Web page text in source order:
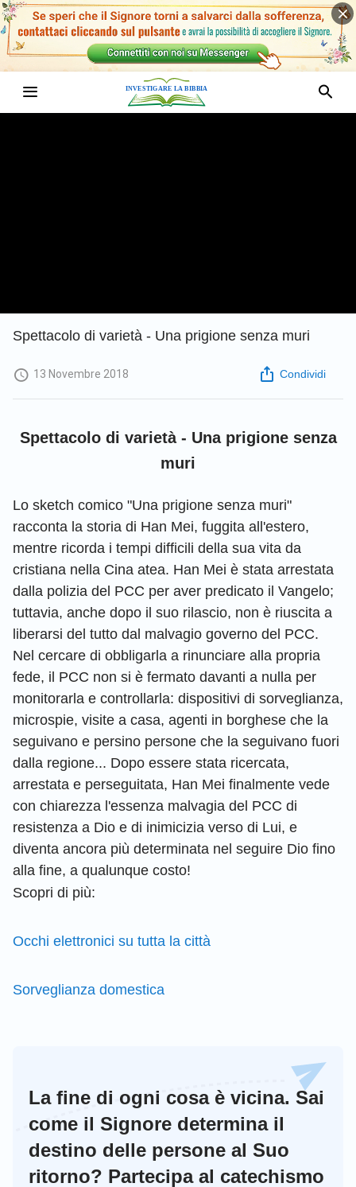
Spettacolo di varietà - Una prigione senza muri
13 Novembre 2018 Condividi
Spettacolo di varietà - Una prigione senza
muri
Lo sketch comico "Una prigione senza muri"
racconta la storia di Han Mei, fuggita all'estero,
mentre ricorda i tempi difficili della sua vita da
cristiana nella Cina atea. Han Mei è stata arrestata
dalla polizia del PCC per aver predicato il Vangelo;
tuttavia, anche dopo il suo rilascio, non è riuscita a
liberarsi del tutto dal malvagio governo del PCC.
Nel cercare di obbligarla a rinunciare alla propria
fede, il PCC non si è fermato davanti a nulla per
monitorarla e controllarla: dispositivi di sorveglianza,
microspie, visite a casa, agenti in borghese che la
seguivano e persino persone che la seguivano fuori
dalla regione... Dopo essere stata ricercata,
arrestata e perseguitata, Han Mei finalmente vede
con chiarezza l'essenza malvagia del PCC di
resistenza a Dio e di inimicizia verso di Lui, e
diventa ancora più determinata nel seguire Dio fino
alla fine, a qualunque costo!
Scopri di più:
Occhi elettronici su tutta la città
Sorveglianza domestica
La fine di ogni cosa è vicina. Sai
come il Signore determina il
destino delle persone al Suo
ritorno? Partecipa al catechismo